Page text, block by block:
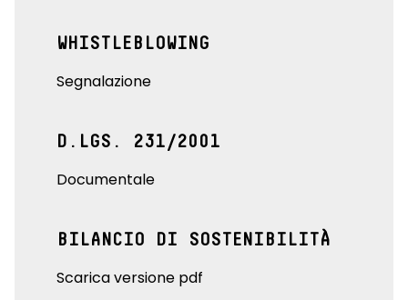
WHISTLEBLOWING
Segnalazione
D.LGS. 231/2001
Documentale
BILANCIO DI SOSTENIBILITÀ
Scarica versione pdf